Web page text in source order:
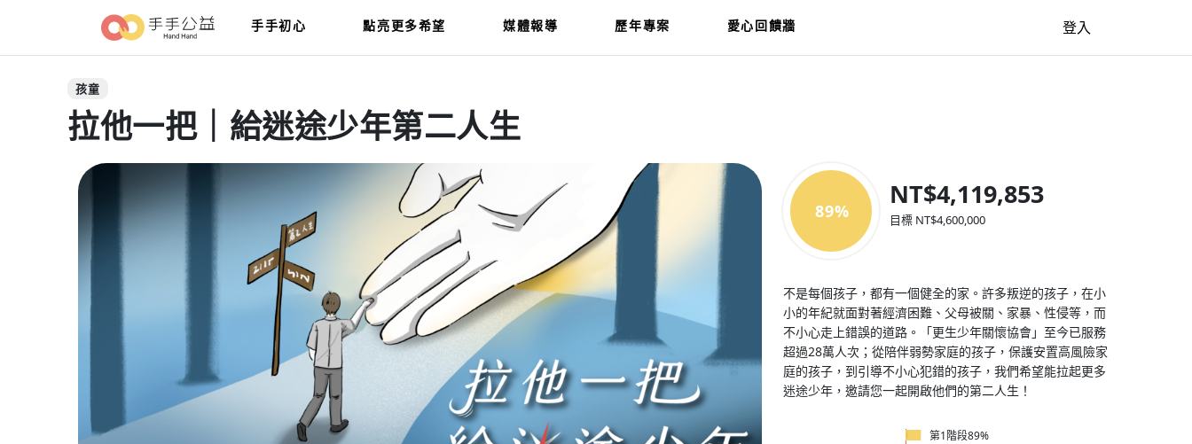
手手初心 點亮更多希望 媒體報導 歷年專案 愛心回饋牆 登入
孩童
拉他一把｜給迷途少年第二人生
89%
NT$4,119,853
目標 NT$4,600,000
不是每個孩子，都有一個健全的家。許多叛逆的孩子，在小
小的年紀就面對著經濟困難、父母被關、家暴、性侵等，而
不小心走上錯誤的道路。「更生少年關懷協會」至今已服務
超過28萬人次；從陪伴弱勢家庭的孩子，保護安置高風險家
庭的孩子，到引導不小心犯錯的孩子，我們希望能拉起更多
迷途少年，邀請您一起開啟他們的第二人生！
第1階段89%